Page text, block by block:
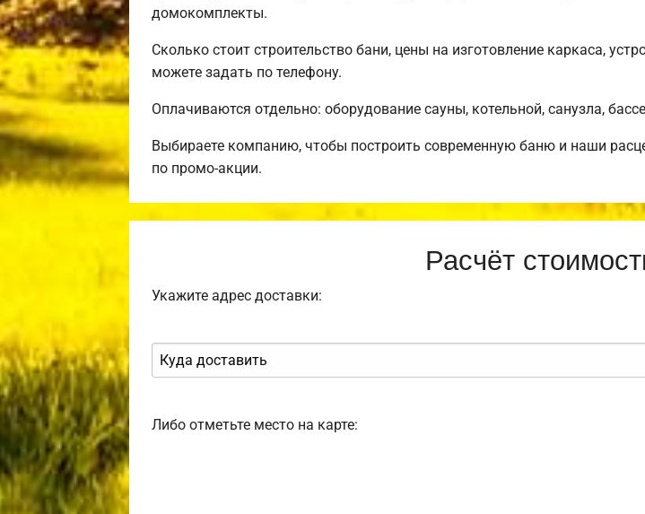
домокомплекты.
Сколько стоит строительство бани, цены на изготовление каркаса,
можете задать по телефону.
Оплачиваются отдельно: оборудование сауны, котельной, санузла,
Выбираете компанию, чтобы построить современную баню и наши
по промо-акции.
Расчёт
Укажите адрес доставки:
Либо отметьте место на карте: